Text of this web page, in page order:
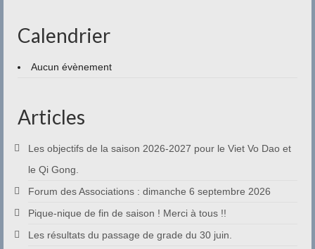
Calendrier
Aucun évènement
Articles
Les objectifs de la saison 2026-2027 pour le Viet Vo Dao et
le Qi Gong.
Forum des Associations : dimanche 6 septembre 2026
Pique-nique de fin de saison ! Merci à tous !!
Les résultats du passage de grade du 30 juin.